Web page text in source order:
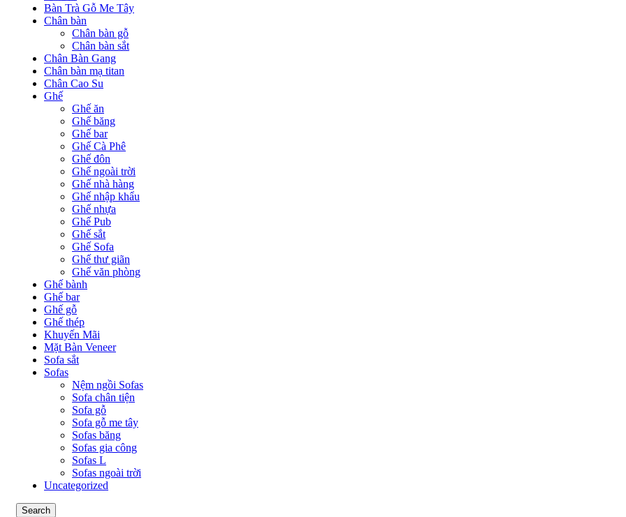
Bàn Trà Gỗ Me Tây
Chân bàn
Chân bàn gỗ
Chân bàn sắt
Chân Bàn Gang
Chân bàn mạ titan
Chân Cao Su
Ghế
Ghế ăn
Ghế băng
Ghế bar
Ghế Cà Phê
Ghế đôn
Ghế ngoài trời
Ghế nhà hàng
Ghế nhập khẩu
Ghế nhựa
Ghế Pub
Ghế sắt
Ghế Sofa
Ghế thư giãn
Ghế văn phòng
Ghế bành
Ghế bar
Ghế gỗ
Ghế thép
Khuyến Mãi
Mặt Bàn Veneer
Sofa sắt
Sofas
Nệm ngồi Sofas
Sofa chân tiện
Sofa gỗ
Sofa gỗ me tây
Sofas băng
Sofas gia công
Sofas L
Sofas ngoài trời
Uncategorized
Search